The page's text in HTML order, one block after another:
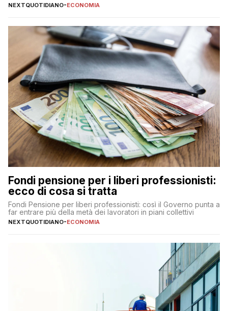
NEXTQUOTIDIANO-ECONOMIA
Fondi pensione per i liberi professionisti:
ecco di cosa si tratta
Fondi Pensione per liberi professionisti: così il Governo punta a
far entrare più della metà dei lavoratori in piani collettivi
NEXTQUOTIDIANO-ECONOMIA